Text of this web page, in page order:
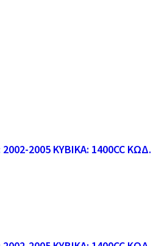
2005 ΚΥΒΙΚΑ: 1400CC ΚΩΔ.